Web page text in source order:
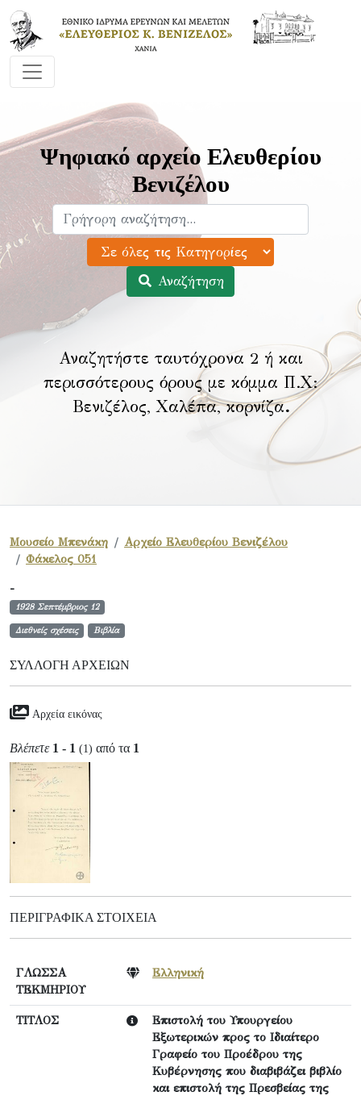
Ψηφιακό αρχείο Ελευθερίου
Βενιζέλου
Αναζήτηση
Αναζητήστε ταυτόχρονα 2 ή και
περισσότερους όρους με κόμμα Π.Χ:
Βενιζέλος, Χαλέπα, κορνίζα.
Μουσείο Μπενάκη
Αρχείο Ελευθερίου Βενιζέλου
Φάκελος 051
-
1928 Σεπτέμβριος 12
Διεθνείς σχέσεις Βιβλία
ΣΥΛΛΟΓΉ ΑΡΧΕΊΩΝ
Αρχεία εικόνας
Βλέπετε 1 - 1 (1) από τα 1
ΠΕΡΙΓΡΑΦΙΚΆ ΣΤΟΙΧΕΊΑ
ΓΛΩΣΣΑ
ΤΕΚΜΗΡΙΟΥ
Ελληνική
ΤΙΤΛΟΣ
Επιστολή του Υπουργείου
Εξωτερικών προς το Ιδιαίτερο
Γραφείο του Προέδρου της
Κυβέρνησης που διαβιβάζει βιβλίο
και επιστολή της Πρεσβείας της